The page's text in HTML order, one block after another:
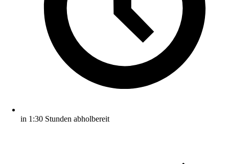
in 1:30 Stunden abholbereit